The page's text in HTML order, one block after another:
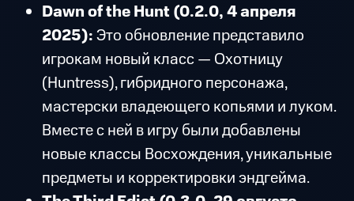
Dawn of the Hunt (0.2.0, 4 апреля
2025):Это обновление представило
игрокам новый класс — Охотницу
(Huntress), гибридного персонажа,
мастерски владеющего копьями и луком.
Вместе с ней в игру были добавлены
новые классы Восхождения, уникальные
предметы и корректировки эндгейма.